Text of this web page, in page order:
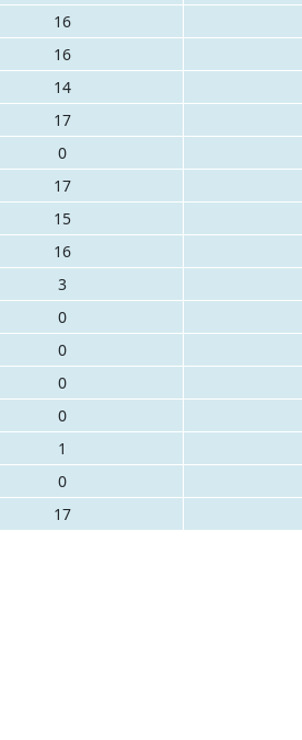
16
16
14
17
0
17
15
16
3
0
0
0
0
1
0
17